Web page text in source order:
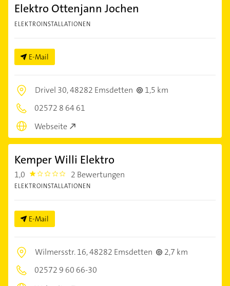
Elektro Ottenjann Jochen
ELEKTROINSTALLATIONEN
E-Mail
Drivel 30,48282 Emsdetten
1,5 km
02572 8 64 61
Webseite
Kemper Willi Elektro
1,0 1.0 2 Bewertungen
ELEKTROINSTALLATIONEN
E-Mail
Wilmersstr. 16,48282 Emsdetten
2,7 km
02572 9 60 66-30